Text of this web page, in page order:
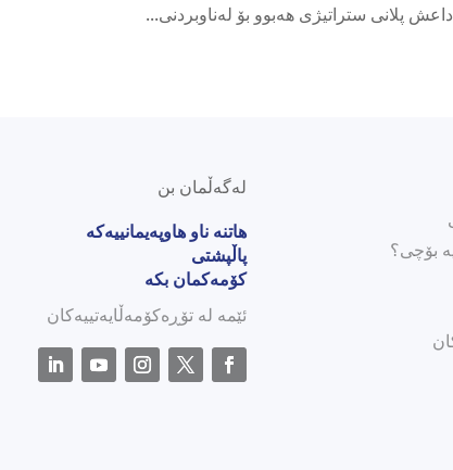
پلانی ستراتیژی هەبوو بۆ لەناوبردنی...
لەگەڵمان بن
هاتنە ناو هاوپەیمانییەکە
پاڵپشتی
کۆمەکمان بکە
ئێمە لە تۆڕەکۆمەڵایەتییەکان
بۆچی؟